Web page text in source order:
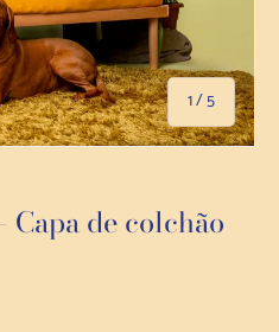
1/de
5
Capa de colchão